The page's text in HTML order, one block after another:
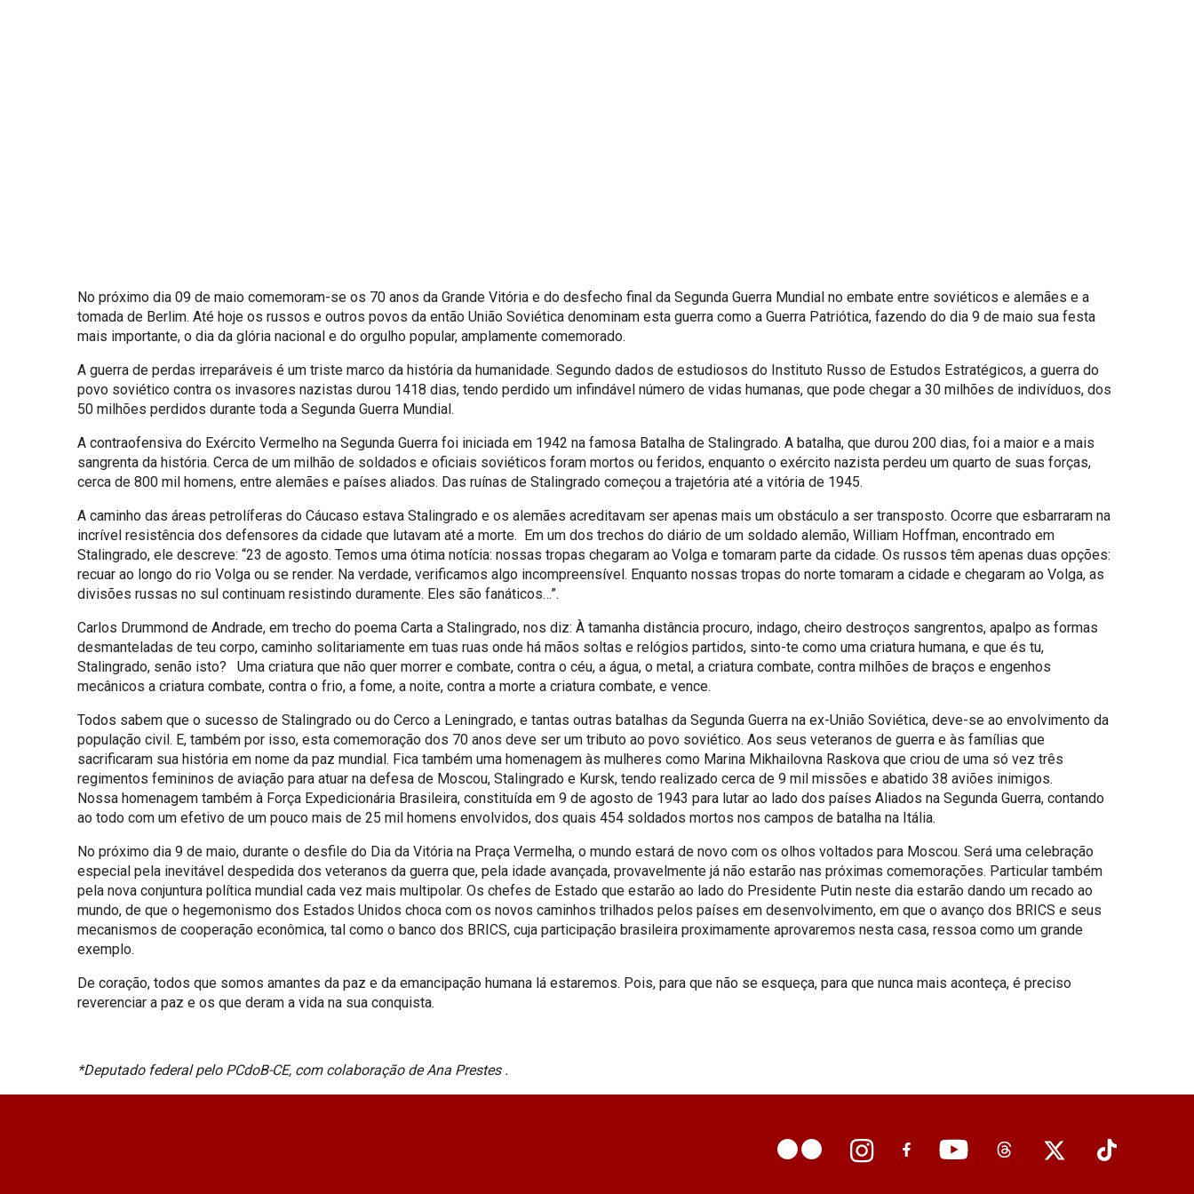
No próximo dia 09 de maio comemoram-se os 70 anos da Grande Vitória e do desfecho final da Segunda Guerra Mundial no embate entre soviéticos e alemães e a
tomada de Berlim. Até hoje os russos e outros povos da então União Soviética denominam esta guerra como a Guerra Patriótica, fazendo do dia 9 de maio sua festa
mais importante, o dia da glória nacional e do orgulho popular, amplamente comemorado.
A guerra de perdas irreparáveis é um triste marco da história da humanidade. Segundo dados de estudiosos do Instituto Russo de Estudos Estratégicos, a guerra do
povo soviético contra os invasores nazistas durou 1418 dias, tendo perdido um infindável número de vidas humanas, que pode chegar a 30 milhões de indivíduos, dos
50 milhões perdidos durante toda a Segunda Guerra Mundial.
A contraofensiva do Exército Vermelho na Segunda Guerra foi iniciada em 1942 na famosa Batalha de Stalingrado. A batalha, que durou 200 dias, foi a maior e a mais
sangrenta da história. Cerca de um milhão de soldados e oficiais soviéticos foram mortos ou feridos, enquanto o exército nazista perdeu um quarto de suas forças,
cerca de 800 mil homens, entre alemães e países aliados. Das ruínas de Stalingrado começou a trajetória até a vitória de 1945.
A caminho das áreas petrolíferas do Cáucaso estava Stalingrado e os alemães acreditavam ser apenas mais um obstáculo a ser transposto. Ocorre que esbarraram na
incrível resistência dos defensores da cidade que lutavam até a morte. Em um dos trechos do diário de um soldado alemão, William Hoffman, encontrado em
Stalingrado, ele descreve: “23 de agosto. Temos uma ótima notícia: nossas tropas chegaram ao Volga e tomaram parte da cidade. Os russos têm apenas duas opções:
recuar ao longo do rio Volga ou se render. Na verdade, verificamos algo incompreensível. Enquanto nossas tropas do norte tomaram a cidade e chegaram ao Volga, as
divisões russas no sul continuam resistindo duramente. Eles são fanáticos…”.
Carlos Drummond de Andrade, em trecho do poema Carta a Stalingrado, nos diz: À tamanha distância procuro, indago, cheiro destroços sangrentos, apalpo as formas
desmanteladas de teu corpo, caminho solitariamente em tuas ruas onde há mãos soltas e relógios partidos, sinto-te como uma criatura humana, e que és tu,
Stalingrado, senão isto? Uma criatura que não quer morrer e combate, contra o céu, a água, o metal, a criatura combate, contra milhões de braços e engenhos
mecânicos a criatura combate, contra o frio, a fome, a noite, contra a morte a criatura combate, e vence.
Todos sabem que o sucesso de Stalingrado ou do Cerco a Leningrado, e tantas outras batalhas da Segunda Guerra na ex-União Soviética, deve-se ao envolvimento da
população civil. E, também por isso, esta comemoração dos 70 anos deve ser um tributo ao povo soviético. Aos seus veteranos de guerra e às famílias que
sacrificaram sua história em nome da paz mundial. Fica também uma homenagem às mulheres como Marina Mikhailovna Raskova que criou de uma só vez três
regimentos femininos de aviação para atuar na defesa de Moscou, Stalingrado e Kursk, tendo realizado cerca de 9 mil missões e abatido 38 aviões inimigos.
Nossa homenagem também à Força Expedicionária Brasileira, constituída em 9 de agosto de 1943 para lutar ao lado dos países Aliados na Segunda Guerra, contando
ao todo com um efetivo de um pouco mais de 25 mil homens envolvidos, dos quais 454 soldados mortos nos campos de batalha na Itália.
No próximo dia 9 de maio, durante o desfile do Dia da Vitória na Praça Vermelha, o mundo estará de novo com os olhos voltados para Moscou. Será uma celebração
especial pela inevitável despedida dos veteranos da guerra que, pela idade avançada, provavelmente já não estarão nas próximas comemorações. Particular também
pela nova conjuntura política mundial cada vez mais multipolar. Os chefes de Estado que estarão ao lado do Presidente Putin neste dia estarão dando um recado ao
mundo, de que o hegemonismo dos Estados Unidos choca com os novos caminhos trilhados pelos países em desenvolvimento, em que o avanço dos BRICS e seus
mecanismos de cooperação econômica, tal como o banco dos BRICS, cuja participação brasileira proximamente aprovaremos nesta casa, ressoa como um grande
exemplo.
De coração, todos que somos amantes da paz e da emancipação humana lá estaremos. Pois, para que não se esqueça, para que nunca mais aconteça, é preciso
reverenciar a paz e os que deram a vida na sua conquista.
*Deputado federal pelo PCdoB-CE, com colaboração de Ana Prestes .